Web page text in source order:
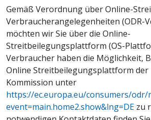
Gemäß Verordnung über Online-
Verbraucherangelegenheiten (ODR-
möchten wir Sie über die Online-
Streitbeilegungsplattform (OS-
Verbraucher haben die Möglichkeit,
Online Streitbeilegungsplattform der
Kommission unter
https://ec.europa.eu/consumers/odr/
event=main.home2.show&lng=DE zu